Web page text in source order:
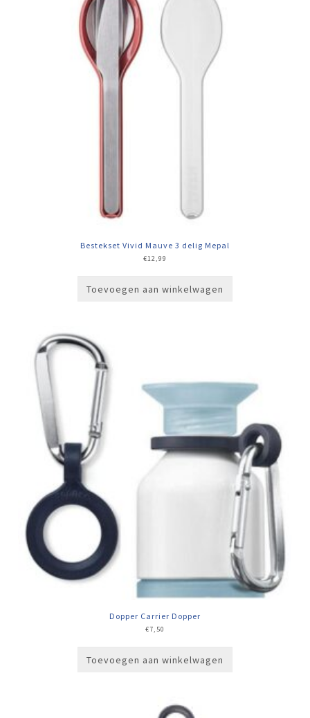
Bestekset Vivid Mauve 3 delig Mepal
€12,99
Toevoegen aan winkelwagen
Dopper Carrier Dopper
€7,50
Toevoegen aan winkelwagen